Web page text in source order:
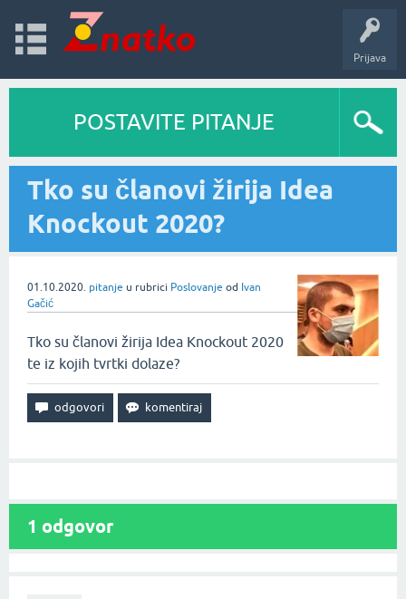
Prijava
POSTAVITE PITANJE
Tko su članovi žirija Idea
Knockout 2020?
01.10.2020. pitanje u rubrici Poslovanje od Ivan
Gačić
Tko su članovi žirija Idea Knockout 2020
te iz kojih tvrtki dolaze?
1 odgovor